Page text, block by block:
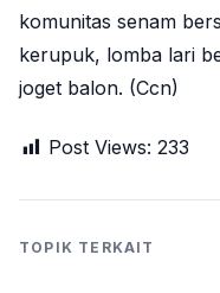
komunitas senam
kerupuk, lomba lari
joget balon. (Ccn)
Post Views: 233
TOPIK TERKAIT